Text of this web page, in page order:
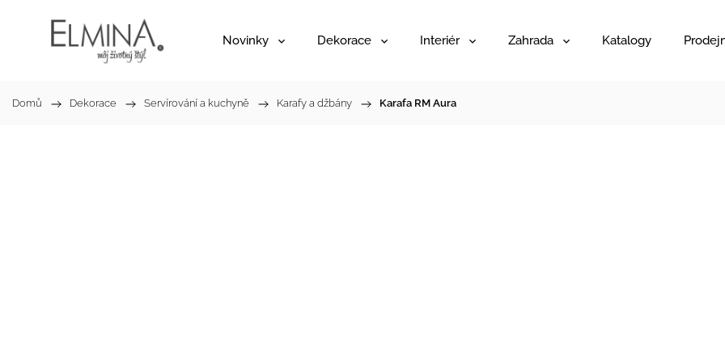
Novinky Dekorace Interiér Zahrada Katalogy
Domů / Dekorace / Servírování a kuchyně / Karafy a džbány / Karafa RM Aura